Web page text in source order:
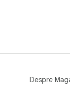
Despre